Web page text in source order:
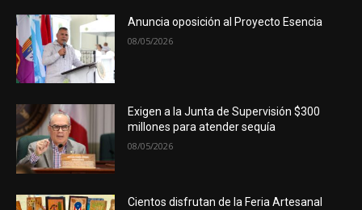
Anuncia oposición al Proyecto Esencia
08/05/2026
Exigen a la Junta de Supervisión $300
millones para atender sequía
08/05/2026
Cientos disfrutan de la Feria Artesanal